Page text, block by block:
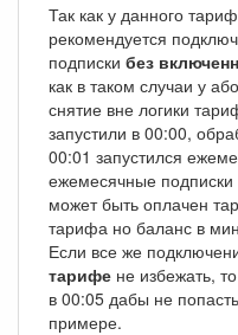
Так как у данного
рекомендуется
подписки без
как в таком случаи у
снятие вне логики
запустили в 00:00,
00:01 запустился
ежемесячные подписки
может быть оплачен
тарифа но баланс в
Если все же
тарифе не избежать,
в 00:05 дабы не
примере.